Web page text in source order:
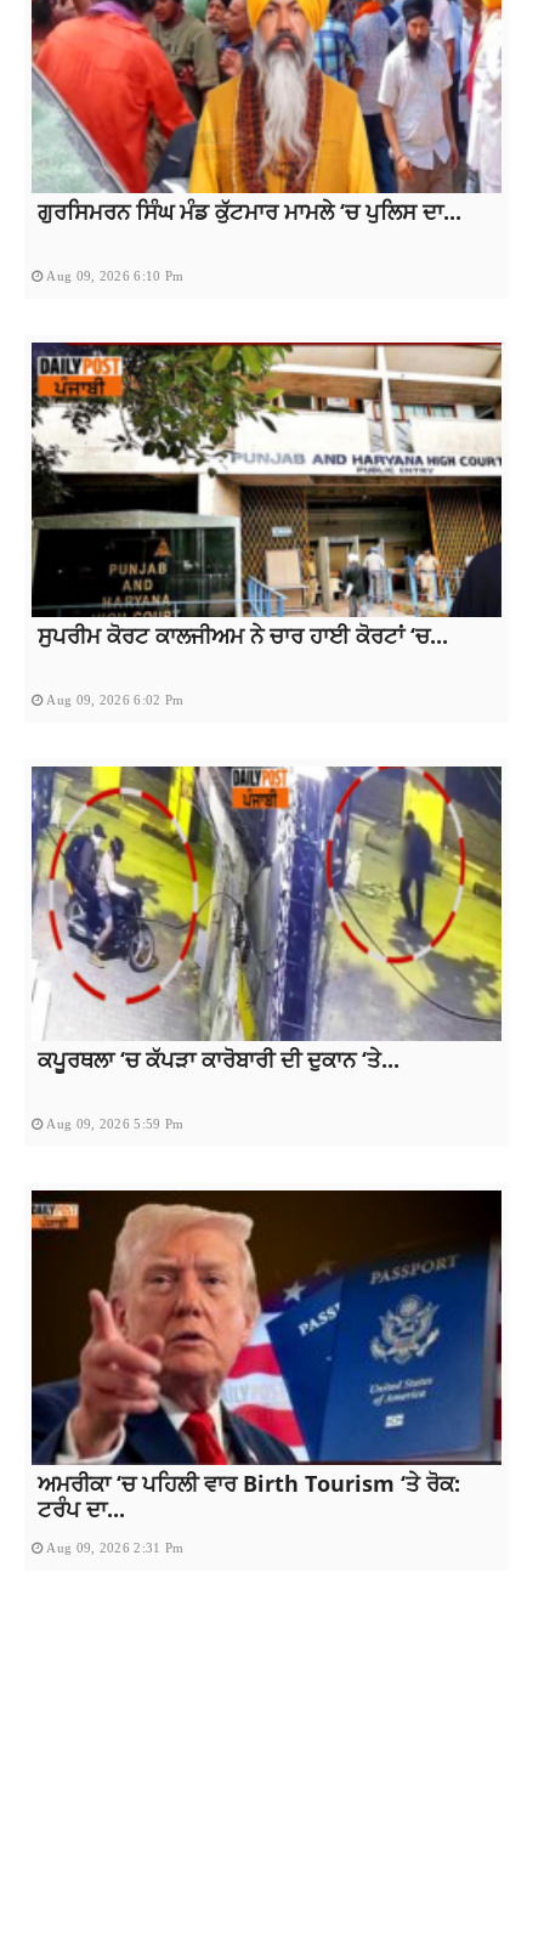
ਗੁਰਸਿਮਰਨ ਸਿੰਘ ਮੰਡ ਕੁੱਟਮਾਰ ਮਾਮਲੇ ‘ਚ ਪੁਲਿਸ ਦਾ...
Aug 09, 2026 6:10 Pm
ਸੁਪਰੀਮ ਕੋਰਟ ਕਾਲਜੀਅਮ ਨੇ ਚਾਰ ਹਾਈ ਕੋਰਟਾਂ ‘ਚ...
Aug 09, 2026 6:02 Pm
ਕਪੂਰਥਲਾ ‘ਚ ਕੱਪੜਾ ਕਾਰੋਬਾਰੀ ਦੀ ਦੁਕਾਨ ‘ਤੇ...
Aug 09, 2026 5:59 Pm
ਅਮਰੀਕਾ ‘ਚ ਪਹਿਲੀ ਵਾਰ Birth Tourism ‘ਤੇ ਰੋਕ:
ਟਰੰਪ ਦਾ...
Aug 09, 2026 2:31 Pm